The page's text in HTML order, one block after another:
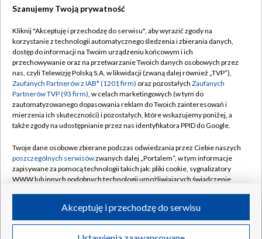
TVP
Abonament TVP
Sklep TVP
Biuro Reklamy
Oferta Handlowa
Emisja w TVP
Rada Programowa
Ogłoszenia przetargowe
Akademia Telewizyjna
Regulamin TVP
Polityka prywatności
Moje zgody
Biuro reklamy
Kanały
©2026 Telewizja Polska Spółka Akcyjna w likwidacji
Szanujemy Twoją prywatność
Kliknij "Akceptuję i przechodzę do serwisu", aby wyrazić zgody na
korzystanie z technologii automatycznego śledzenia i zbierania danych,
dostęp do informacji na Twoim urządzeniu końcowym i ich
przechowywanie oraz na przetwarzanie Twoich danych osobowych przez
nas, czyli Telewizję Polską S.A. w likwidacji (zwaną dalej również „TVP”),
Zaufanych Partnerów z IAB* (1201 firm) oraz pozostałych Zaufanych
Partnerów TVP (93 firm), w celach marketingowych (w tym do
zautomatyzowanego dopasowania reklam do Twoich zainteresowań i
mierzenia ich skuteczności) i pozostałych, które wskazujemy poniżej, a
także zgody na udostępnianie przez nas identyfikatora PPID do Google.
Twoje dane osobowe zbierane podczas odwiedzania przez Ciebie naszych
poszczególnych serwisówzwanych dalej „Portalem”, w tym informacje
zapisywane za pomocą technologii takich jak: pliki cookie, sygnalizatory
WWW lub innych podobnych technologii umożliwiających świadczenie
ruchu w Internecie.
Twoje dane osobowe zbierane podczas odwiedzania przez Ciebie
Akceptuję i przechodzę do serwisu